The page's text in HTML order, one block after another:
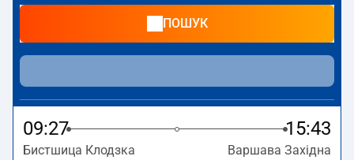
курсують також інші потяги:— пропонують нижчу ціну
квитка і зазвичай довший час подорожі. Потяг завершує
маршрут на станції Warszawa Zachodnia.
ПОШУК
09:27 15:43
Бистшица Клодзка Варшава Західна